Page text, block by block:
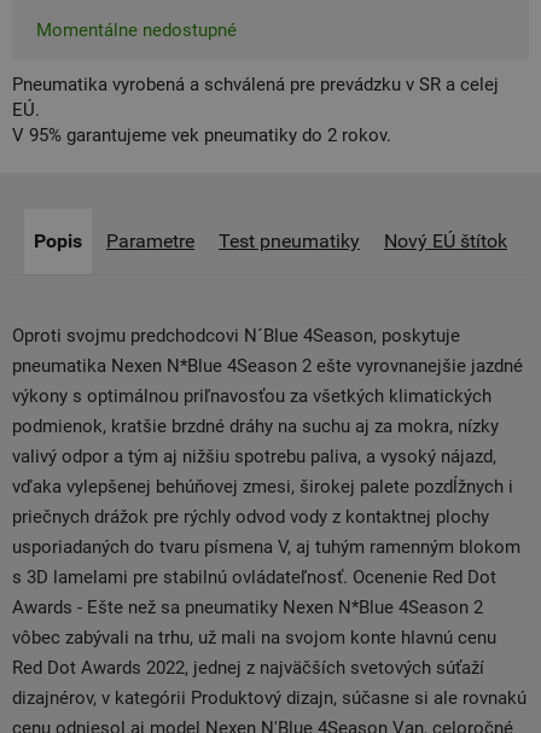
Momentálne nedostupné
Pneumatika vyrobená a schválená pre prevádzku v SR a celej
EÚ.
V 95% garantujeme vek pneumatiky do 2 rokov.
Popis Parametre Test pneumatiky Nový EÚ štítok
Oproti svojmu predchodcovi N´Blue 4Season, poskytuje
pneumatika Nexen N*Blue 4Season 2 ešte vyrovnanejšie jazdné
výkony s optimálnou priľnavosťou za všetkých klimatických
podmienok, kratšie brzdné dráhy na suchu aj za mokra, nízky
valivý odpor a tým aj nižšiu spotrebu paliva, a vysoký nájazd,
vďaka vylepšenej behúňovej zmesi, širokej palete pozdĺžnych i
priečnych drážok pre rýchly odvod vody z kontaktnej plochy
usporiadaných do tvaru písmena V, aj tuhým ramenným blokom
s 3D lamelami pre stabilnú ovládateľnosť. Ocenenie Red Dot
Awards - Ešte než sa pneumatiky Nexen N*Blue 4Season 2
vôbec zabývali na trhu, už mali na svojom konte hlavnú cenu
Red Dot Awards 2022, jednej z najväčších svetových súťaží
dizajnérov, v kategórii Produktový dizajn, súčasne si ale rovnakú
cenu odniesol aj model Nexen N'Blue 4Season Van, celoročné